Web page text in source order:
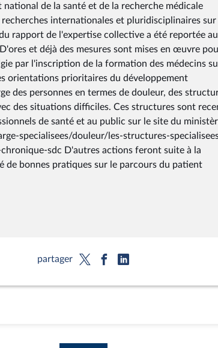
de la santé et de la recherche médicale
recherches internationales et pluridisciplinaires sur
rapport de l'expertise collective a été reportée au
et déjà des mesures sont mises en œuvre
par l'inscription de la formation des médecins
orientations prioritaires du développement
des personnes en termes de douleur, des
des situations difficiles. Ces structures sont
de santé et au public sur le site du
specialisees/douleur/les-structures-
sdc D'autres actions feront suite à la
de bonnes pratiques sur le parcours du patient
partager